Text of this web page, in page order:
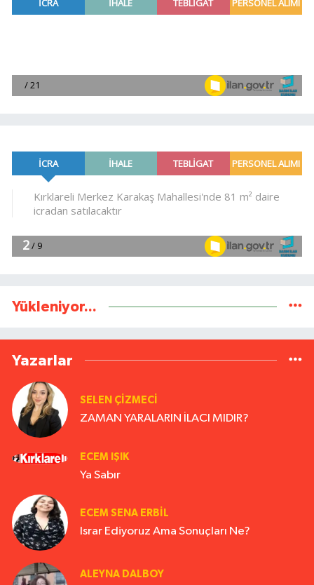
Yükleniyor...
Yazarlar
SELEN ÇİZMECİ
ZAMAN YARALARIN İLACI MIDIR?
ECEM IŞIK
Ya Sabır
ECEM SENA ERBIL
Israr Ediyoruz Ama Sonuçları Ne?
ALEYNA DALBOY